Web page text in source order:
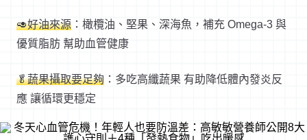
🥑好油來源 ：橄欖油、堅果、深海魚，補充 Omega-3 與
優質脂肪 幫助血管健康
🥬蔬果攝取要足夠 ：多吃高纖蔬果 有助降低體內發炎反
應 讓循環更穩定